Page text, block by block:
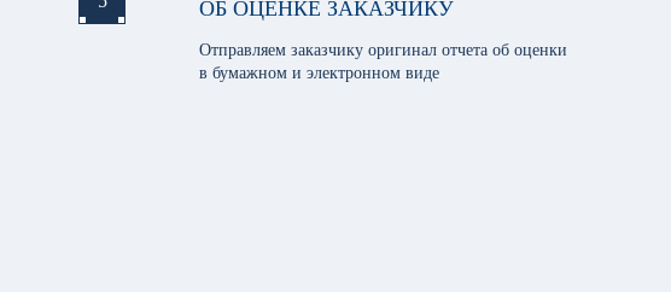
ОБ ОЦЕНКЕ ЗАКАЗЧИКУ
Отправляем заказчику оригинал отчета об оценки
в бумажном и электронном виде